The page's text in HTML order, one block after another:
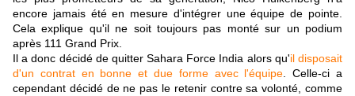
encore jamais été en mesure d'intégrer une équipe de pointe.
Cela explique qu'il ne soit toujours pas monté sur un podium
après 111 Grand Prix.
Il a donc décidé de quitter Sahara Force India alors qu'il disposait
d'un contrat en bonne et due forme avec l'équipe . Celle-ci a
cependant décidé de ne pas le retenir contre sa volonté, comme